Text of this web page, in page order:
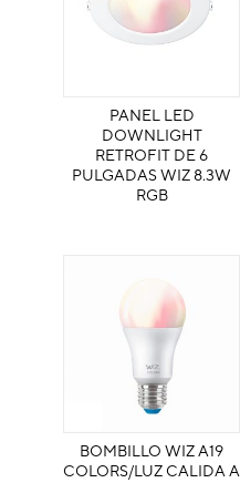
PANEL LED
DOWNLIGHT
RETROFIT DE 6
PULGADAS WIZ 8.3W
RGB
BOMBILLO WIZ A19
COLORS/LUZ CALIDA A